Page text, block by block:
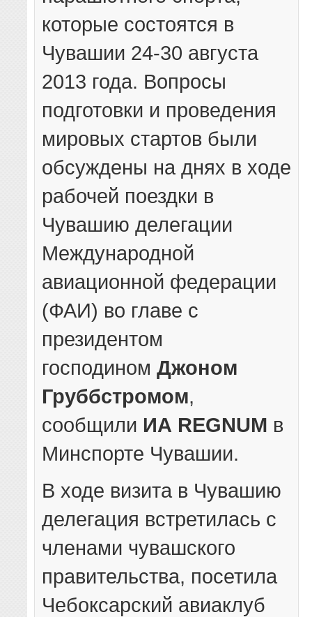
которые состоятся в
Чувашии 24-30 августа
2013 года. Вопросы
подготовки и проведения
мировых стартов были
обсуждены на днях в ходе
рабочей поездки в
Чувашию делегации
Международной
авиационной федерации
(ФАИ) во главе с
президентом
господиномДжоном
Груббстромом,
сообщили ИА REGNUM в
Минспорте Чувашии.
В ходе визита в Чувашию
делегация встретилась с
членами чувашского
правительства, посетила
Чебоксарский авиаклуб